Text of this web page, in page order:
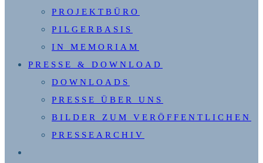
PROJEKTBÜRO
PILGERBASIS
IN MEMORIAM
PRESSE & DOWNLOAD
DOWNLOADS
PRESSE ÜBER UNS
BILDER ZUM VERÖFFENTLICHEN
PRESSEARCHIV